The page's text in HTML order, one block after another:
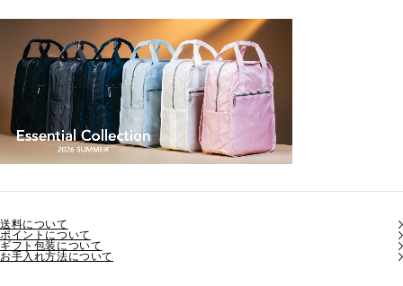
送料について
ポイントについて
ギフト包装について
お手入れ方法について